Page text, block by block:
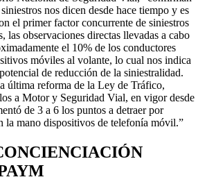
nos dicen desde hace tiempo y es
el primer factor concurrente de siniestros
las observaciones directas llevadas a cabo
el 10% de los conductores
móviles al volante, lo cual nos indica
de reducción de la siniestralidad.
última reforma de la Ley de Tráfico,
a Motor y Seguridad Vial, en vigor desde
de 3 a 6 los puntos a detraer por
la mano dispositivos de telefonía móvil.”